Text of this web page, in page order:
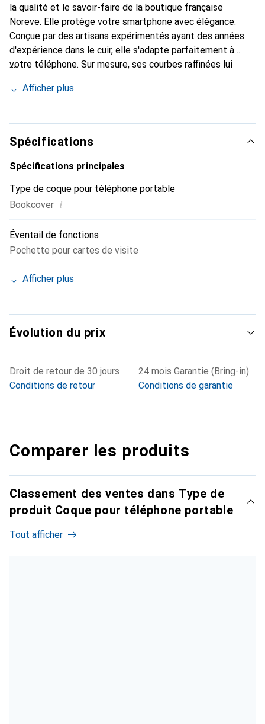
la qualité et le savoir-faire de la boutique française
Noreve. Elle protège votre smartphone avec élégance.
Conçue par des artisans expérimentés ayant des années
d'expérience dans le cuir, elle s'adapte parfaitement à
votre téléphone. Sur mesure, ses courbes raffinées lui
l'accessoire chic et indispensable pour votre smartphone.
haute qualité, la marque Noreve est un choix fiable pour
une clientèle exigeante.
Afficher plus
Spécifications
Spécifications principales
Type de coque pour téléphone portable
Bookcover i
Éventail de fonctions
Pochette pour cartes de visite
Afficher plus
Évolution du prix
Droit de retour de 30 jours
Conditions de retour
24 mois Garantie (Bring-in)
Conditions de garantie
Comparer les produits
Classement des ventes dans Type de
produit Coque pour téléphone portable
Tout afficher